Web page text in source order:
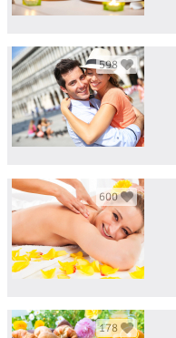
598
600
178